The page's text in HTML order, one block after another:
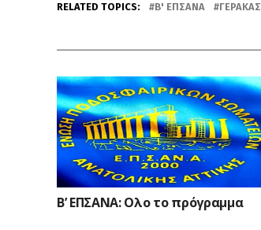
RELATED TOPICS: Β' ΕΠΣΑΝΑ ΓΈΡΑΚΑΣ
Β’ ΕΠΣΑΝΑ: Ολο το πρόγραμμα